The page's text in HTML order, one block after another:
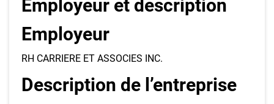
Employeur et description
Employeur
RH CARRIERE ET ASSOCIES INC.
Description de l’entreprise